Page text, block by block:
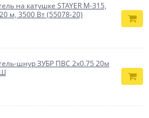
на катушке STAYER M-315,
м, 3500 Вт (55078-20)
шнур ЗУБР ПВС 2x0.75 20м